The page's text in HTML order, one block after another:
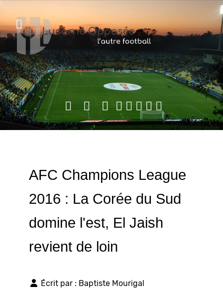
AFC Champions League
2016 : La Corée du Sud
domine l'est, El Jaish
revient de loin
Écrit par : Baptiste Mourigal